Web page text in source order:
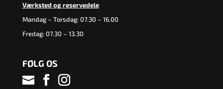
Værksted og reservedele
Mandag – Torsdag: 07.30 – 16.00
Fredag: 07.30 – 13.30
FØLG OS